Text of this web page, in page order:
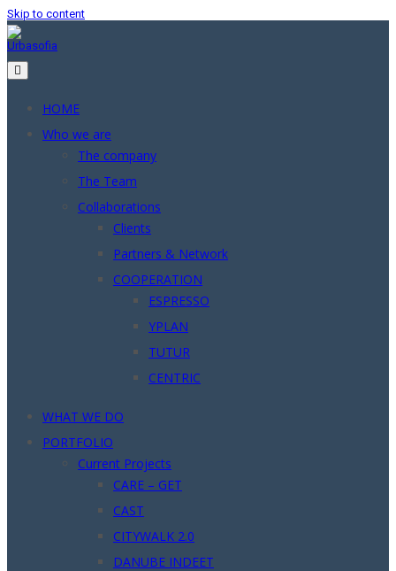
Skip to content
HOME
Who we are
The company
The Team
Collaborations
Clients
Partners & Network
COOPERATION
ESPRESSO
YPLAN
TUTUR
CENTRIC
WHAT WE DO
PORTFOLIO
Current Projects
CARE – GET
CAST
CITYWALK 2.0
DANUBE INDEET